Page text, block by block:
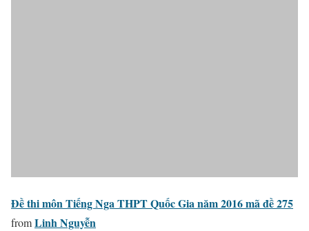
Đề thi môn Tiếng Nga THPT Quốc Gia năm 2016 mã đề 275
fromLinh Nguyễn